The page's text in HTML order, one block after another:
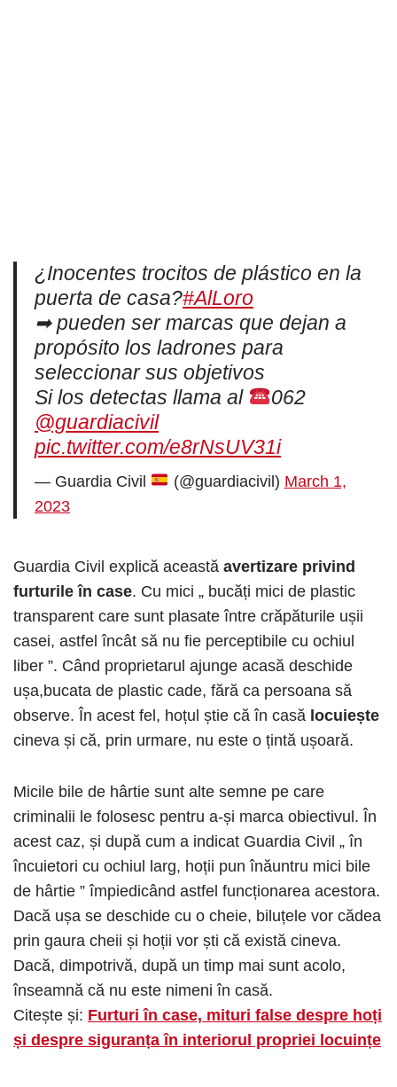
¿Inocentes trocitos de plástico en la
puerta de casa?#AlLoro
➡ pueden ser marcas que dejan a
propósito los ladrones para
seleccionar sus objetivos
Si los detectas llama al
062
@guardiacivil
pic.twitter.com/e8rNsUV31i
— Guardia Civil (@guardiacivil) March 1,
2023
Guardia Civil explică această avertizare privind
furturile în case. Cu mici „ bucăți mici de plastic
transparent care sunt plasate între crăpăturile ușii
casei, astfel încât să nu fie perceptibile cu ochiul
liber ”. Când proprietarul ajunge acasă deschide
ușa,bucata de plastic cade, fără ca persoana să
observe. În acest fel, hoțul știe că în casă locuiește
cineva și că, prin urmare, nu este o țintă ușoară.
Micile bile de hârtie sunt alte semne pe care
criminalii le folosesc pentru a-și marca obiectivul. În
acest caz, și după cum a indicat Guardia Civil „ în
încuietori cu ochiul larg, hoții pun înăuntru mici bile
de hârtie ” împiedicând astfel funcționarea acestora.
Dacă ușa se deschide cu o cheie, biluțele vor cădea
prin gaura cheii și hoții vor ști că există cineva.
Dacă, dimpotrivă, după un timp mai sunt acolo,
înseamnă că nu este nimeni în casă.
Citește și: Furturi în case, mituri false despre hoți
și despre siguranța în interiorul propriei locuințe